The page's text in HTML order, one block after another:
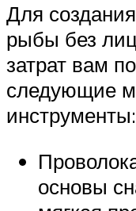
Для
рыбы без
затрат вам
следующие
инструменты:
основы